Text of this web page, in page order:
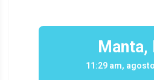
Manta,
11:29 am,